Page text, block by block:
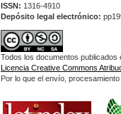
ISSN: 1316-4910
Depósito legal electrónico:
Todos los documentos
Licencia Creative Commons
Por lo que el envío,